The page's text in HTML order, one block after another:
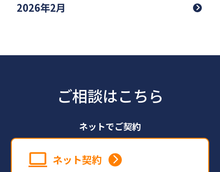
2026年2月
ご相談はこちら
ネットでご契約
ネット契約